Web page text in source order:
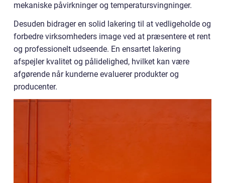
mekaniske påvirkninger og temperatursvingninger.
Desuden bidrager en solid lakering til at vedligeholde og
forbedre virksomheders image ved at præsentere et rent
og professionelt udseende. En ensartet lakering
afspejler kvalitet og pålidelighed, hvilket kan være
afgørende når kunderne evaluerer produkter og
producenter.